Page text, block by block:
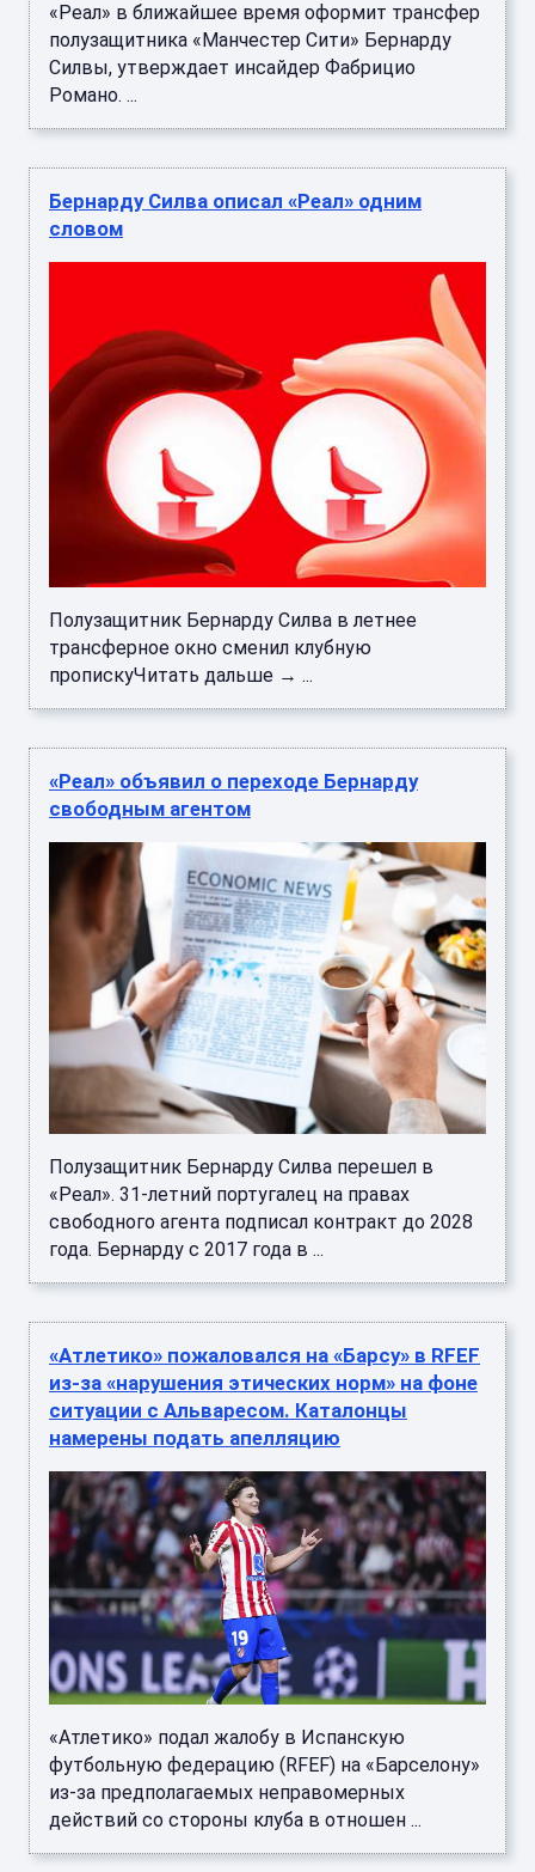
«Реал» в ближайшее время оформит трансфер
полузащитника «Манчестер Сити» Бернарду
Силвы, утверждает инсайдер Фабрицио
Романо. ...
Бернарду Силва описал «Реал» одним
словом
Полузащитник Бернарду Силва в летнее
трансферное окно сменил клубную
пропискуЧитать дальше → ...
«Реал» объявил о переходе Бернарду
свободным агентом
Полузащитник Бернарду Силва перешел в
«Реал». 31-летний португалец на правах
свободного агента подписал контракт до 2028
года. Бернарду с 2017 года в ...
«Атлетико» пожаловался на «Барсу» в RFEF
из-за «нарушения этических норм» на фоне
ситуации с Альваресом. Каталонцы
намерены подать апелляцию
«Атлетико» подал жалобу в Испанскую
футбольную федерацию (RFEF) на «Барселону»
из-за предполагаемых неправомерных
действий со стороны клуба в отношен ...